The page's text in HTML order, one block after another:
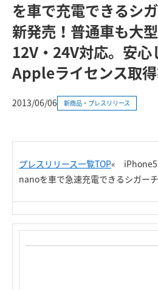
を車で充電できるシ
新発売！普通車も大
12V・24V対応。安心
Appleライセンス取
2013/06/06 新商品・プレスリリース
プレスリリース一覧TOP« iPhone5
nanoを車で急速充電できるシガー